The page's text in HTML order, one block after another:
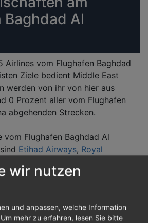
Baghdad Al
Airlines vom Flughafen Baghdad
Ziele bedient Middle East
werden von ihr von hier aus
0 Prozent aller vom Flughafen
abgehenden Strecken.
vom Flughafen Baghdad Al
Etihad Airways, Royal
Baghdad Al
wir nutzen
und anpassen, welche Information
Um mehr zu erfahren, lesen Sie bitte